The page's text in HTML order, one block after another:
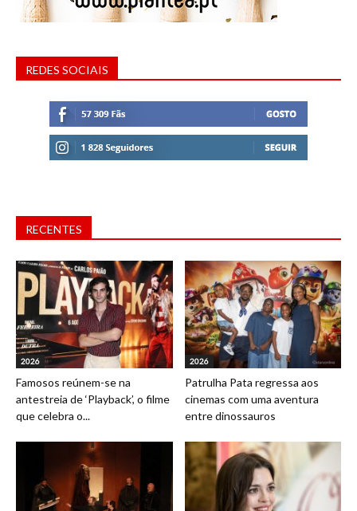
REDES SOCIAIS
RECENTES
2026
Famosos reúnem-se na
antestreia de ‘Playback’, o filme
que celebra o...
2026
Patrulha Pata regressa aos
cinemas com uma aventura
entre dinossauros